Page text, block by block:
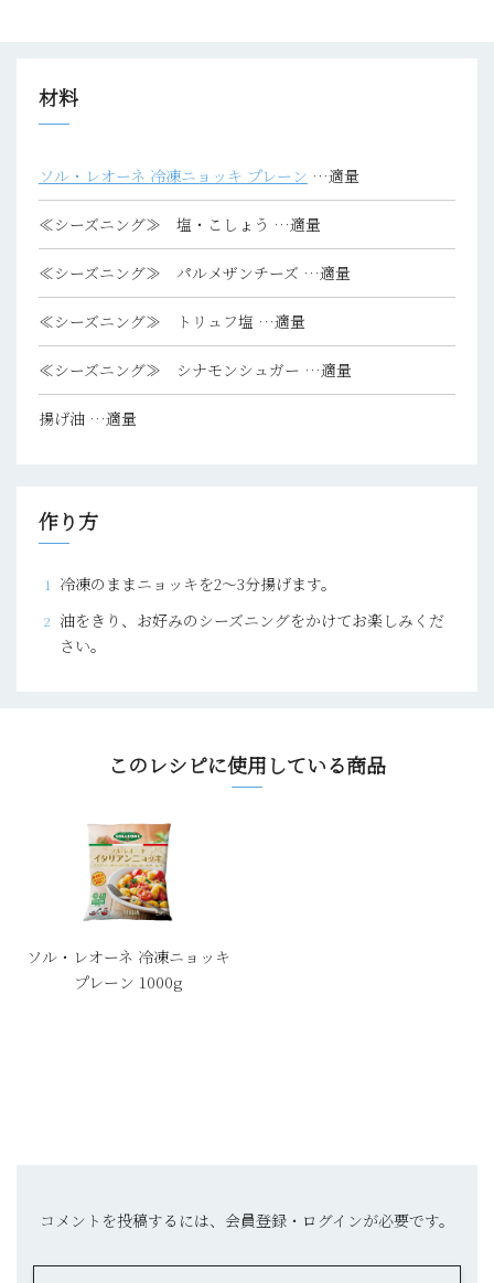
材料
ソル・レオーネ 冷凍ニョッキ プレーン …適量
≪シーズニング≫ 塩・こしょう …適量
≪シーズニング≫ パルメザンチーズ …適量
≪シーズニング≫ トリュフ塩 …適量
≪シーズニング≫ シナモンシュガー …適量
揚げ油 …適量
作り方
冷凍のままニョッキを2～3分揚げます。
油をきり、お好みのシーズニングをかけてお楽しみくだ
さい。
このレシピに使用している商品
ソル・レオーネ 冷凍ニョッキ
プレーン 1000g
コメントを投稿するには、会員登録・ログインが必要です。